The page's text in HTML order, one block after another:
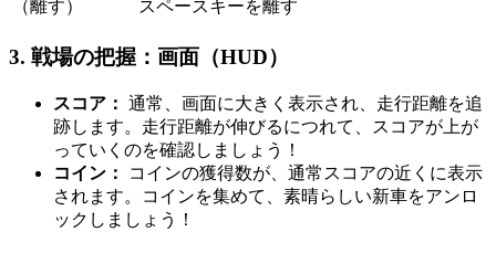
（離す） スペースキーを離す
3. 戦場の把握：画面（HUD）
スコア： 通常、画面に大きく表示され、走行距離を追
跡します。走行距離が伸びるにつれて、スコアが上が
っていくのを確認しましょう！
コイン：
コインの獲得数が、通常スコアの近くに表示
されます。コインを集めて、素晴らしい新車をアンロ
ックしましょう！